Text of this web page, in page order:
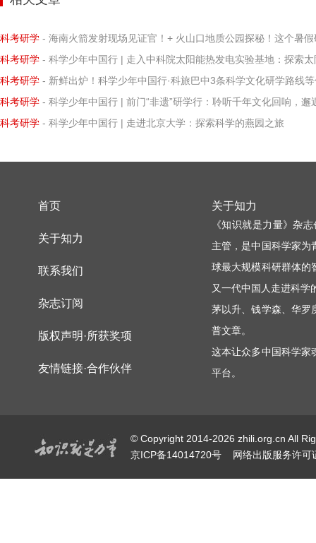
科考研学 - 海南火箭发射现场见证官！+ 火山口地质公园探秘！这个暑假研学营让孩子亲历科学
科考研学 - 科学少年中国行 | 走入中科院太阳能热发电实验基地：探索太阳能热发电的
科考研学 - 新鲜出炉！科学少年中国行·科旅巴中3条科学文化研学路线等你打卡
科考研学 - 科学少年中国行 | 前门“非遗”研学行：聆听千年文化回响，邂逅知识璀璨微
科考研学 - 科学少年中国行 | 走进北京大学：探索科学的燕园之旅
首页
关于知力
联系我们
杂志订阅
版权声明·所获奖项
友情链接·合作伙伴
关于知力
《知识就是力量》杂
主管，是中国科学家为
球最大规模科研群体的
又一代中国人走进科学
茅以升、钱学森、华罗
普文章。
这本让众多中国科学家
平台。
© Copyright 2014-2026 zhili.org.cn All
京ICP备14014720号
网络出版服务许可